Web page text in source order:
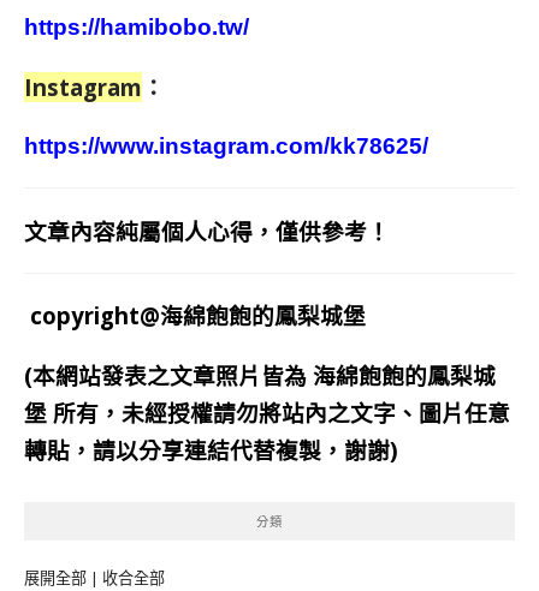
https://hamibobo.tw/
Instagram ：
https://www.instagram.com/kk78625/
文章內容純屬個人心得，僅供參考！
copyright@海綿飽飽的鳳梨城堡
(本網站發表之文章照片皆為 海綿飽飽的鳳梨城
堡 所有，未經授權請勿將站內之文字、圖片任意
轉貼，請以分享連結代替複製，謝謝)
分類
展開全部 | 收合全部